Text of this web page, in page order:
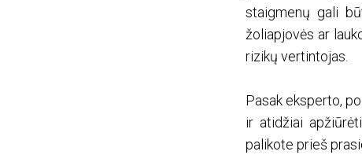
staigmenų gali
žoliapjovės ar
rizikų vertintojas.
Pasak eksperto,
ir atidžiai
palikote prieš